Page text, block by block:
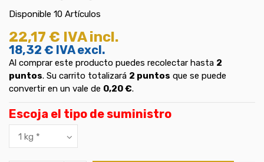
Disponible 10 Artículos
22,17 € IVA incl.
18,32 € IVA excl.
Al comprar este producto puedes recolectar hasta 2
puntos. Su carrito totalizará 2 puntos que se puede
convertir en un vale de 0,20 €.
Escoja el tipo de suministro